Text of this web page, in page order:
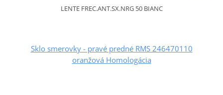
LENTE FREC.ANT.SX.NRG 50 BIANC
Sklo smerovky - pravé predné RMS 246470110
oranžová Homologácia